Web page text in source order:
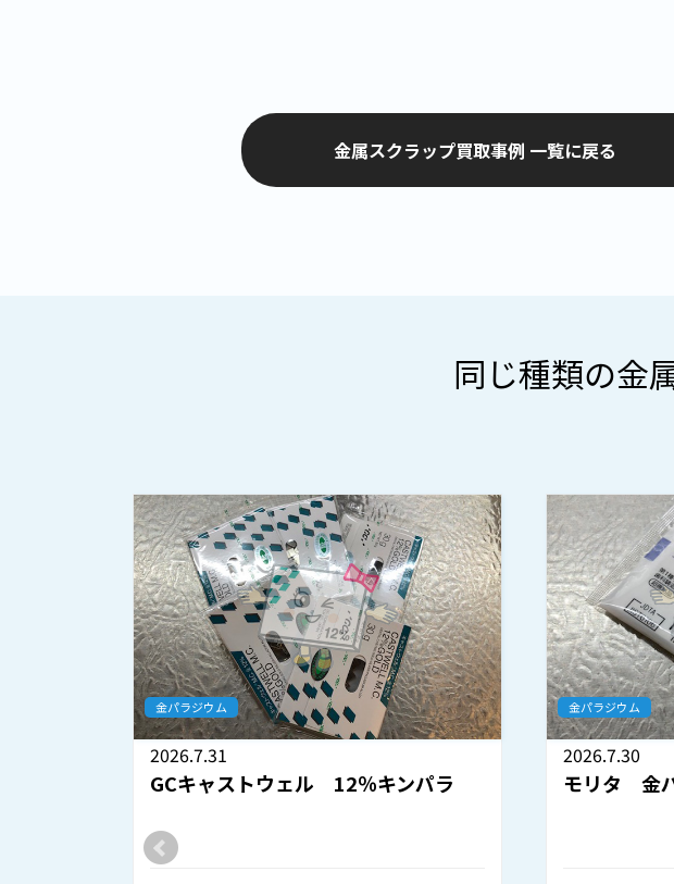
金属スクラップ買取事例 一覧に戻る
同じ種類の金
金パラジウム
2026.7.31
GCキャストウェル 12％キンパラ
金パラジウム
2026.7.30
モリタ 金